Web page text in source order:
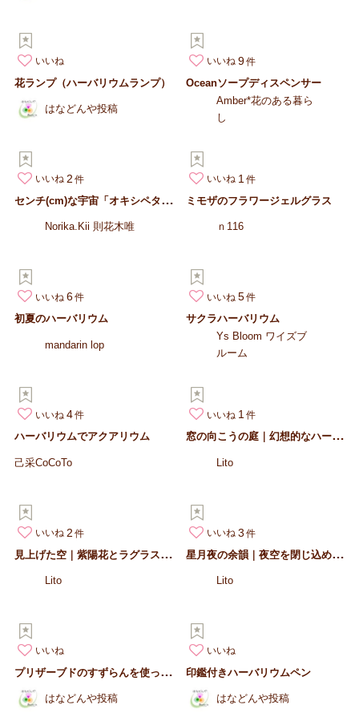
いいね
花ランプ（ハーバリウムランプ）
はなどんや投稿
いいね 9
Oceanソープディスペンサー
Amber*花のある暮ら
し
いいね 2
セ
ンチ(cm)な宇宙「オキシペタルム星系」
Norika.Kii 則花木唯
いいね 1
ミモザのフラワージェルグラス
ｎ116
いいね 6
初夏のハーバリウム
mandarin lop
いいね 5
サクラハーバリウム
Ys Bloom ワイズブ
ルーム
いいね 4
ハーバリウムでアクアリウム
己采CoCoTo
いいね 1
窓
の向こうの庭｜幻想的なハーバリウム
Lito
いいね 2
見
上げた空｜紫陽花とラグラスのハーバリウム
Lito
いいね 3
星
月夜の余韻｜夜空を閉じ込めた青い花のハーバリウム
Lito
いいね
プ
リザーブドのすずらんを使ったアレンジ
はなどんや投稿
いいね
印鑑付きハーバリウムペン
はなどんや投稿